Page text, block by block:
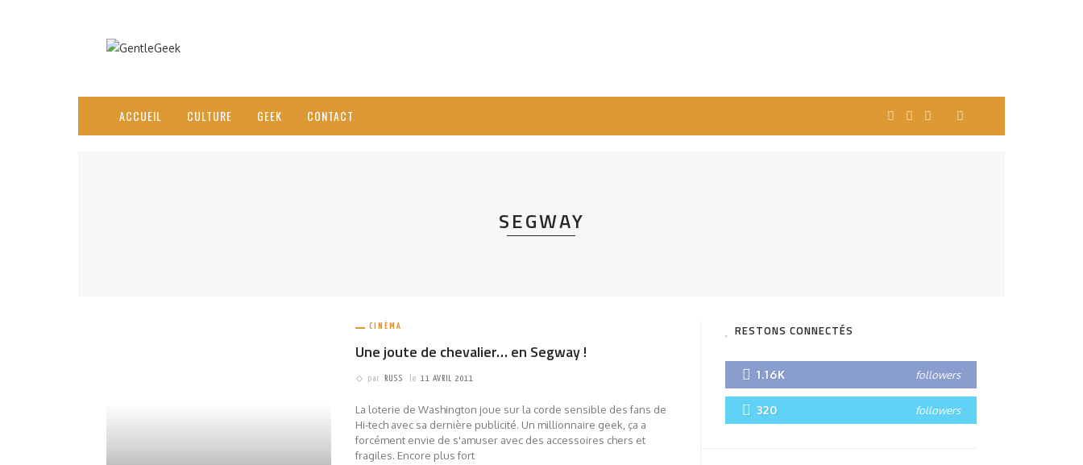
ACCUEIL CULTURE GEEK CONTACT
SEGWAY
CINÉMA
Une joute de chevalier… en Segway !
par RUSS le 11 AVRIL 2011
La loterie de Washington joue sur la corde sensible des fans de
Hi-tech avec sa dernière publicité. Un millionnaire geek, ça a
forcément envie de s'amuser avec des accessoires chers et
fragiles. Encore plus fort
RESTONS CONNECTÉS
1.16K followers
320 followers